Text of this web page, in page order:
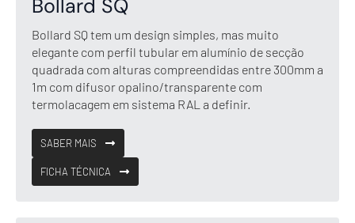
Bollard SQ
Bollard SQ tem um design simples, mas muito
elegante com perfil tubular em alumínio de secção
quadrada com alturas compreendidas entre 300mm a
1m com difusor opalino/transparente com
termolacagem em sistema RAL a definir.
SABER MAIS
FICHA TÉCNICA